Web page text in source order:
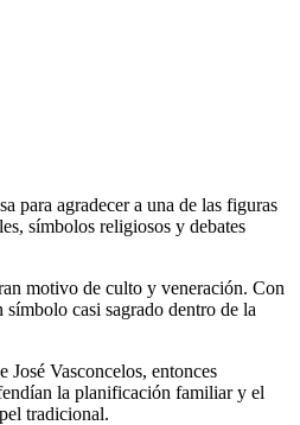
para agradecer a una de las figuras
símbolos religiosos y debates
motivo de culto y veneración. Con
casi sagrado dentro de la
Vasconcelos, entonces
la planificación familiar y el
tradicional.